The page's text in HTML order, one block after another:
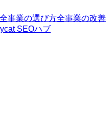
全事業の選び方全事業の改善
SEOハブ